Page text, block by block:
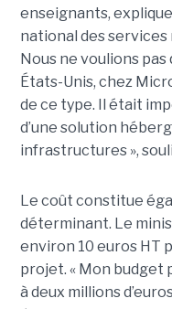
enseignants,
national des services
Nous ne voulions
États-Unis, chez
de ce type. Il était
d’une solution
infrastructures »,
Le coût constitue
déterminant. Le
environ 10 euros HT
projet. « Mon
à deux millions